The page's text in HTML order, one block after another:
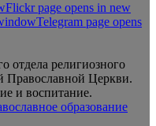
Flickr page opens in new
Telegram page opens
отдела религиозного
Православной Церкви.
и воспитание.